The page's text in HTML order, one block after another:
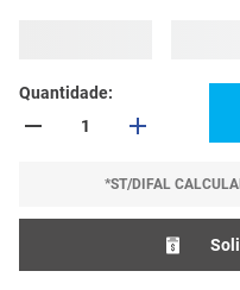
Quantidade
*ST/DIFAL